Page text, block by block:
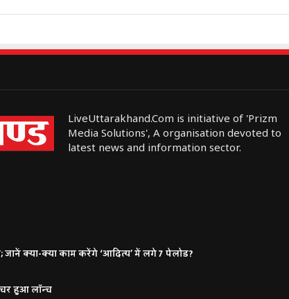
LiveUttarakhand.Com is initiative of 'Prizm
Media Solutions', A organisation devoted to
latest news and information sector.
जानें क्या-क्या काम करेंगे ‘आदित्य’ में लगे 7 पेलोड?
हुआ लॉन्च